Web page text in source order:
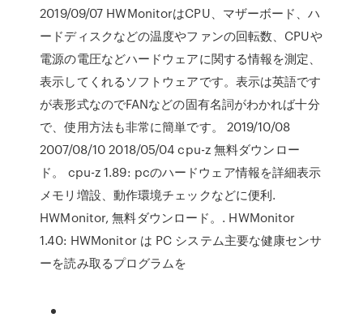
2019/09/07 HWMonitorはCPU、マザーボード、ハ
ードディスクなどの温度やファンの回転数、CPUや
電源の電圧などハードウェアに関する情報を測定、
表示してくれるソフトウェアです。表示は英語です
が表形式なのでFANなどの固有名詞がわかれば十分
で、使用方法も非常に簡単です。 2019/10/08
2007/08/10 2018/05/04 cpu-z 無料ダウンロー
ド。 cpu-z 1.89: pcのハードウェア情報を詳細表示
メモリ増設、動作環境チェックなどに便利.
HWMonitor, 無料ダウンロード。. HWMonitor
1.40: HWMonitor は PC システム主要な健康センサ
ーを読み取るプログラムを